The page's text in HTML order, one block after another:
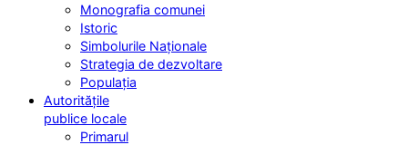
Monografia comunei
Istoric
Simbolurile Naționale
Strategia de dezvoltare
Populația
Autoritățile
publice locale
Primarul